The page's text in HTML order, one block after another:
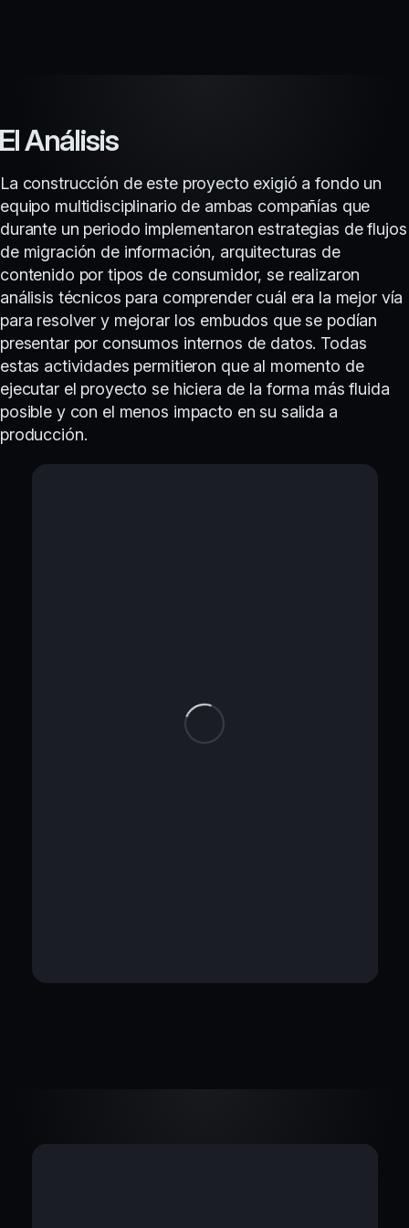
Análisis
La construcción de este proyecto exigió a fondo un
equipo multidisciplinario de ambas compañías que
durante un periodo implementaron estrategias de flujos
de migración de información, arquitecturas de
contenido por tipos de consumidor, se realizaron
análisis técnicos para comprender cuál era la mejor vía
para resolver y mejorar los embudos que se podían
presentar por consumos internos de datos. Todas
estas actividades permitieron que al momento de
ejecutar el proyecto se hiciera de la forma más fluida
posible y con el menos impacto en su salida a
producción.